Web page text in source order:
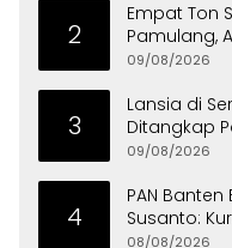
2
Empat Ton
Pamulang,
Peduli
09/08/2026
3
Lansia di
Ditangkap
09/08/2026
4
PAN Banten
Susanto:
08/08/2026